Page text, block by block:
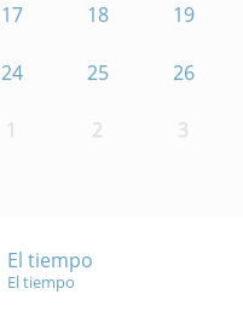
17 18 19
24 25 26
1 2 3
El tiempo
El tiempo